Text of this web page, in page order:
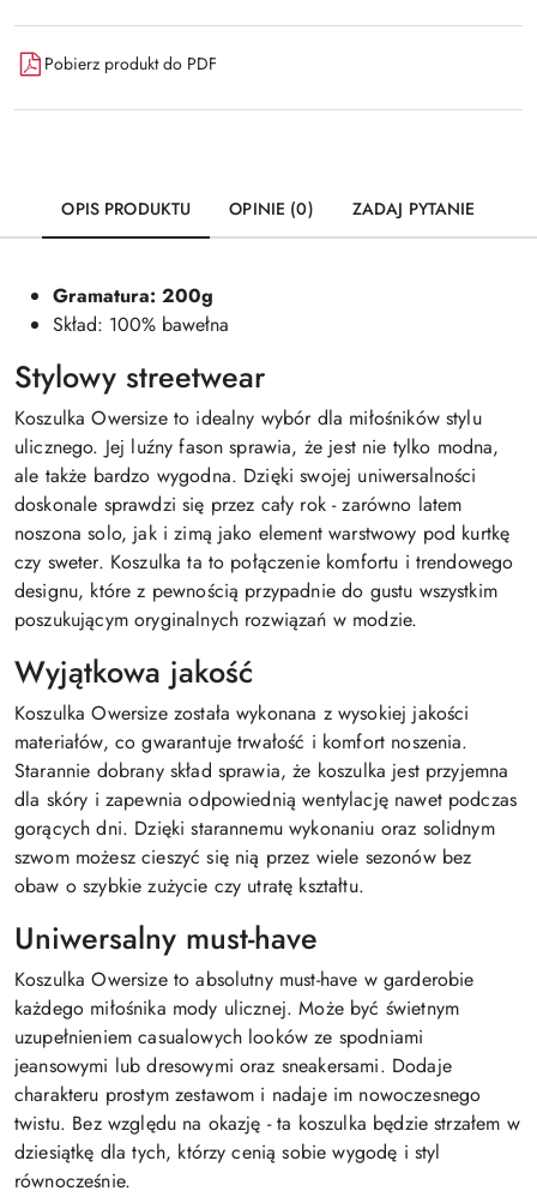
Pobierz produkt do PDF
OPIS PRODUKTU OPINIE (0) ZADAJ PYTANIE
Gramatura: 200g
Skład: 100% bawełna
Stylowy streetwear
Koszulka Owersize to idealny wybór dla miłośników stylu
ulicznego. Jej luźny fason sprawia, że jest nie tylko modna,
ale także bardzo wygodna. Dzięki swojej uniwersalności
doskonale sprawdzi się przez cały rok - zarówno latem
noszona solo, jak i zimą jako element warstwowy pod kurtkę
czy sweter. Koszulka ta to połączenie komfortu i trendowego
designu, które z pewnością przypadnie do gustu wszystkim
poszukującym oryginalnych rozwiązań w modzie.
Wyjątkowa jakość
Koszulka Owersize została wykonana z wysokiej jakości
materiałów, co gwarantuje trwałość i komfort noszenia.
Starannie dobrany skład sprawia, że koszulka jest przyjemna
dla skóry i zapewnia odpowiednią wentylację nawet podczas
gorących dni. Dzięki starannemu wykonaniu oraz solidnym
szwom możesz cieszyć się nią przez wiele sezonów bez
obaw o szybkie zużycie czy utratę kształtu.
Uniwersalny must-have
Koszulka Owersize to absolutny must-have w garderobie
każdego miłośnika mody ulicznej. Może być świetnym
uzupełnieniem casualowych looków ze spodniami
jeansowymi lub dresowymi oraz sneakersami. Dodaje
charakteru prostym zestawom i nadaje im nowoczesnego
twistu. Bez względu na okazję - ta koszulka będzie strzałem w
dziesiątkę dla tych, którzy cenią sobie wygodę i styl
równocześnie.